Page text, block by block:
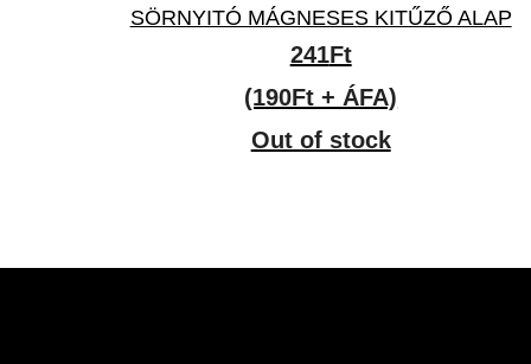
SÖRNYITÓ MÁGNESES KITŰZŐ ALAP
241Ft
(190Ft + ÁFA)
Out of stock